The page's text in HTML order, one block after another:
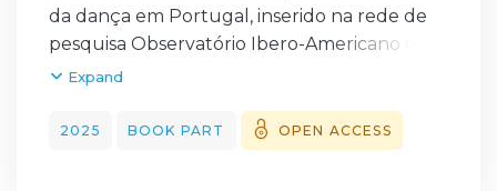
da dança em Portugal, inserido na rede de
pesquisa Observatório Ibero-Americano de
Políticas para a Dança, pretende-se, com o
futuro mapeamento nacional da
caracterização, atividades, recursos e desafios
Expand
2025 BOOK PART OPEN ACCESS